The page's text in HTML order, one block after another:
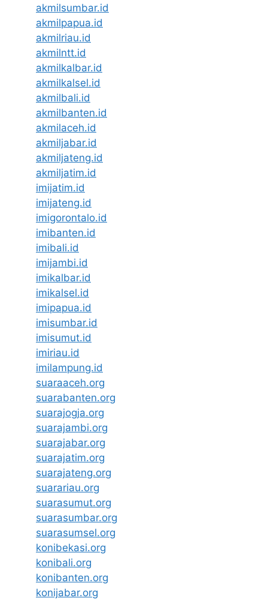
akmilsumbar.id
akmilpapua.id
akmilriau.id
akmilntt.id
akmilkalbar.id
akmilkalsel.id
akmilbali.id
akmilbanten.id
akmilaceh.id
akmiljabar.id
akmiljateng.id
akmiljatim.id
imijatim.id
imijateng.id
imigorontalo.id
imibanten.id
imibali.id
imijambi.id
imikalbar.id
imikalsel.id
imipapua.id
imisumbar.id
imisumut.id
imiriau.id
imilampung.id
suaraaceh.org
suarabanten.org
suarajogja.org
suarajambi.org
suarajabar.org
suarajatim.org
suarajateng.org
suarariau.org
suarasumut.org
suarasumbar.org
suarasumsel.org
konibekasi.org
konibali.org
konibanten.org
konijabar.org